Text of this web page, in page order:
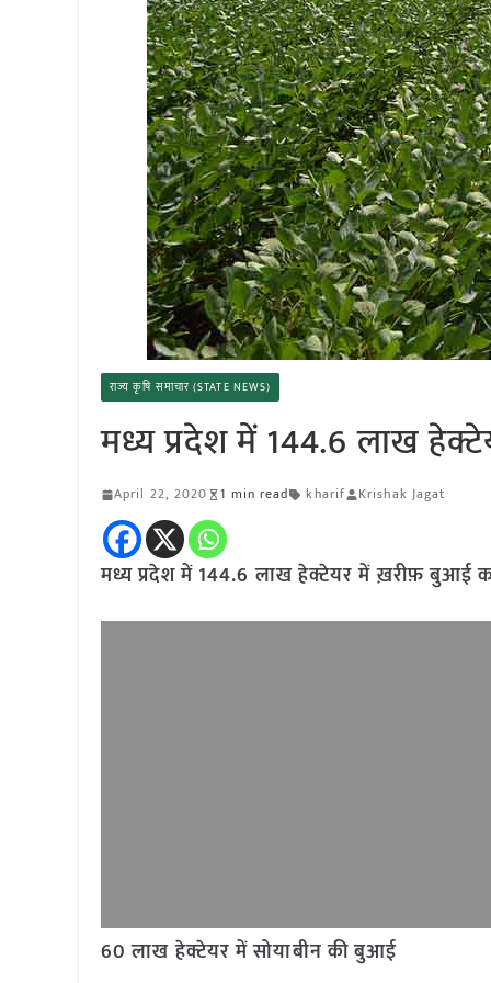
राज्य कृषि समाचार (STATE NEWS)
मध्य प्रदेश में 144.6 लाख
April 22, 2020 1 min read kharif Krishak Jagat
मध्य प्रदेश में 144.6 लाख हेक्टेयर में ख़रीफ़ बुआई
60 लाख हेक्टेयर में सोयाबीन की बुआई